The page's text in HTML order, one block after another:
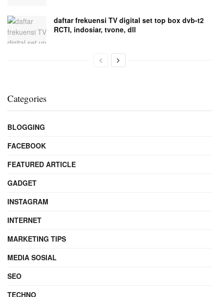
daftar frekuensi TV digital set top box dvb-t2
RCTI, indosiar, tvone, dll
Categories
BLOGGING
FACEBOOK
FEATURED ARTICLE
GADGET
INSTAGRAM
INTERNET
MARKETING TIPS
MEDIA SOSIAL
SEO
TECHNO